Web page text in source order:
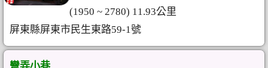
(1950 ~ 2780) 11.93公里
屏東縣屏東市民生東路59-1號